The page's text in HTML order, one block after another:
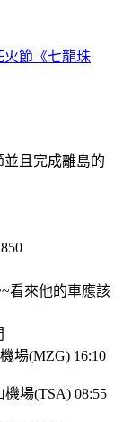
火節《七龍珠
且完成離島的
看來他的車應該
場(MZG) 16:10
機場(TSA) 08:55